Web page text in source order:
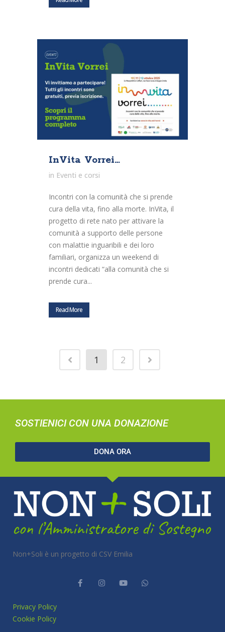
InVita Vorrei…
in Eventi e corsi
Incontri con la comunità che si prende
cura della vita, fino alla morte. InVita, il
progetto di rete nato per attivare la
comunità a supporto delle persone
con malattie inguaribili e dei loro
familiari, organizza un weekend di
incontri dedicati “alla comunità che si
prende cura...
Read More
1 2
SOSTIENICI CON UNA DONAZIONE
DONA ORA
Non+Soli è un progetto di CSV Emilia
Privacy Policy
Cookie Policy